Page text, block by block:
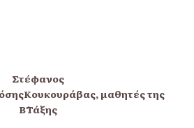
Στέφανος
μαθητές της
Β΄Τάξης